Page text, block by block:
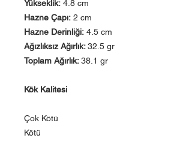
Yükseklik: 4.8 cm
Hazne Çapı: 2 cm
Hazne Derinliği: 4.5 cm
Ağızlıksız Ağırlık:32.5 gr
Toplam Ağırlık:38.1 gr
Kök Kalitesi
Çok Kötü
Kötü